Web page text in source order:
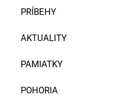
PRÍBEHY
AKTUALITY
PAMIATKY
POHORIA